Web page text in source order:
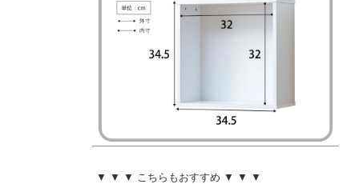
▼ ▼ ▼ こちらもおすすめ ▼ ▼ ▼